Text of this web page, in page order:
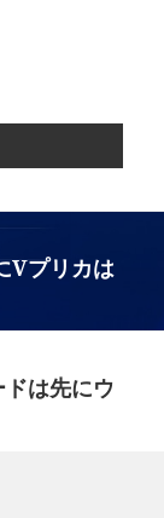
プリカは
は先にウ